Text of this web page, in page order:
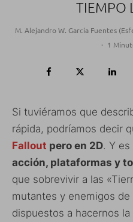
TIEMPO
M. Alejandro W. García Fuentes
· 1
Si tuviéramos que
rápida, podríamos decir
Fallout pero en 2D. Y
acción, plataformas y
que sobrevivir a las
mutantes y enemigos
dispuestos a hacernos